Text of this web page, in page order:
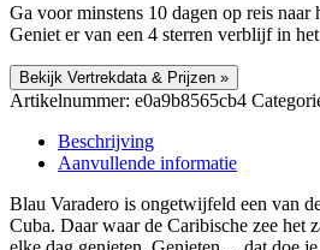
Ga voor minstens 10 dagen op reis naar
Geniet er van een 4 sterren verblijf in
Bekijk Vertrekdata & Prijzen »
Artikelnummer: e0a9b8565cb4
Beschrijving
Aanvullende informatie
Blau Varadero is ongetwijfeld een van
Cuba. Daar waar de Caribische zee het